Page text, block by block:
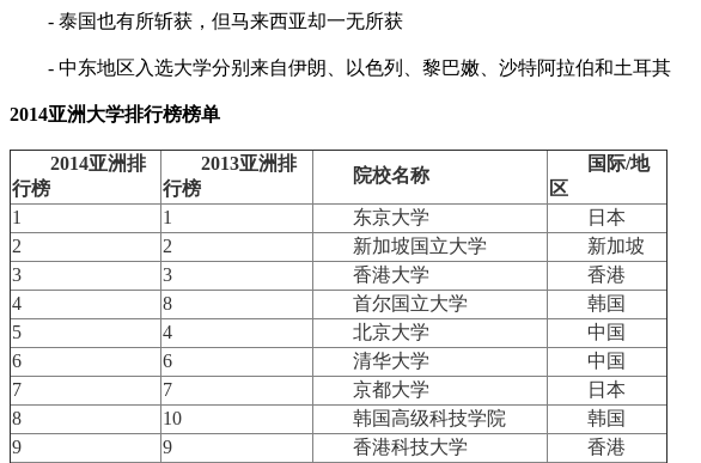
- 泰国也有所斩获，但马来西亚却一无所获
- 中东地区入选大学分别来自伊朗、以色列、黎巴嫩、沙特阿拉伯和土耳其
2014亚洲大学排行榜榜单
2014亚洲排
行榜
2013亚洲排
行榜
院校名称
国际/地
区
1
1 东京大学
日本
2
2 新加坡国立大学
新加坡
3
3 香港大学
香港
4
8 首尔国立大学
韩国
5
4 北京大学
中国
6
6 清华大学
中国
7
7 京都大学
日本
8
10 韩国高级科技学院
韩国
9
9 香港科技大学
香港